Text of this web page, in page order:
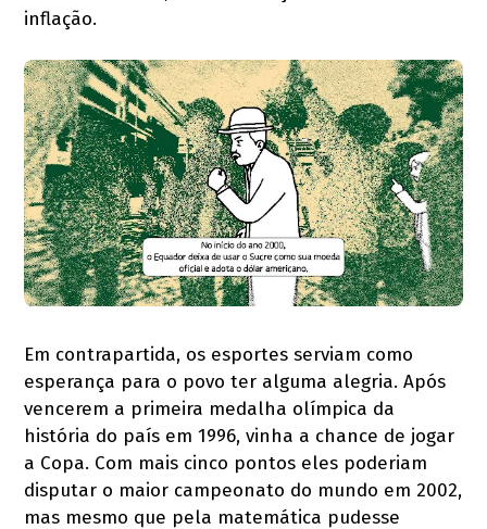
inflação.
Em contrapartida, os esportes serviam como
esperança para o povo ter alguma alegria. Após
vencerem a primeira medalha olímpica da
história do país em 1996, vinha a chance de jogar
a Copa. Com mais cinco pontos eles poderiam
disputar o maior campeonato do mundo em 2002,
mas mesmo que pela matemática pudesse